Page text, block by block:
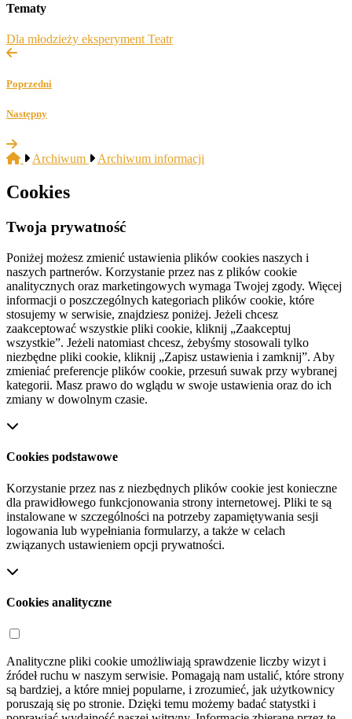
Tematy
Dla młodzieży eksperyment Teatr
Poprzedni
Następny
Archiwum Archiwum informacji
Cookies
Twoja prywatność
Poniżej możesz zmienić ustawienia plików cookies naszych i
naszych partnerów. Korzystanie przez nas z plików cookie
analitycznych oraz marketingowych wymaga Twojej zgody. Więcej
informacji o poszczególnych kategoriach plików cookie, które
stosujemy w serwisie, znajdziesz poniżej. Jeżeli chcesz
zaakceptować wszystkie pliki cookie, kliknij „Zaakceptuj
wszystkie”. Jeżeli natomiast chcesz, żebyśmy stosowali tylko
niezbędne pliki cookie, kliknij „Zapisz ustawienia i zamknij”. Aby
zmieniać preferencje plików cookie, przesuń suwak przy wybranej
kategorii. Masz prawo do wglądu w swoje ustawienia oraz do ich
zmiany w dowolnym czasie.
Cookies podstawowe
Korzystanie przez nas z niezbędnych plików cookie jest konieczne
dla prawidłowego funkcjonowania strony internetowej. Pliki te są
instalowane w szczególności na potrzeby zapamiętywania sesji
logowania lub wypełniania formularzy, a także w celach
związanych ustawieniem opcji prywatności.
Cookies analityczne
Analityczne pliki cookie umożliwiają sprawdzenie liczby wizyt i
źródeł ruchu w naszym serwisie. Pomagają nam ustalić, które strony
są bardziej, a które mniej popularne, i zrozumieć, jak użytkownicy
poruszają się po stronie. Dzięki temu możemy badać statystki i